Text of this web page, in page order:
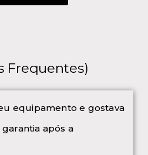
Frequentes)
equipamento e gostava
após a